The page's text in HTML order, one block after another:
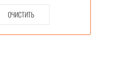
ОЧИСТИТЬ